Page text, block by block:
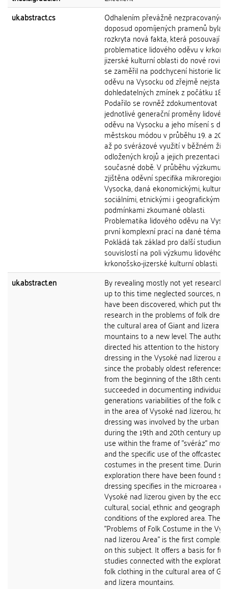
uk.abstract.cs
Odhalením převážně
doposud opomíjených pramenů byla
rozkryta nová fakta, která posouvají
problematice lidového oděvu v
jizerské kulturní oblasti do nové
se zaměřil na podchycení historie
oděvu na Vysocku od zřejmě
dohledatelných zmínek z počátku 18.
Podařilo se rovněž zdokumentovat
jednotlivé generační proměny
oděvu na Vysocku a jeho mísení s
městskou módou v průběhu 19. a 20.
až po svérázové využití v běžném
odložených krojů a jejich prezentaci v
současné době. V průběhu výzkumu
zjištěna oděvní specifika mikroregionu
Vysocka, daná ekonomickými,
sociálními, etnickými i geografickými
podmínkami zkoumané oblasti.
Problematika lidového oděvu na
první komplexní prací na dané téma.
Pokládá tak základ pro další studium
souvislostí na poli výzkumu lidového
krkonošsko-jizerské kulturní oblasti.
uk.abstract.en
By revealing mostly not yet
up to this time neglected sources,
have been discovered, which put the
research in the problems of folk
the cultural area of Giant and Jizera
mountains to a new level. The author
directed his attention to the history
dressing in the Vysoké nad Jizerou
since the probably oldest references
from the beginning of the 18th
succeeded in documenting individual
generations variabilities of the folk
in the area of Vysoké nad Jizerou,
dressing was involved by the urban
during the 19th and 20th century up
use within the frame of "svéráz"
and the specific use of the offcasted
costumes in the present time. During
exploration there have been found
dressing specifies in the microarea of
Vysoké nad Jizerou given by the
cultural, social, ethnic and geographic
conditions of the explored area. The
"Problems of Folk Costume in the
nad Jizerou Area" is the first complex
on this subject. It offers a basis for
studies connected with the
folk clothing in the cultural area of
and Jizera mountains.